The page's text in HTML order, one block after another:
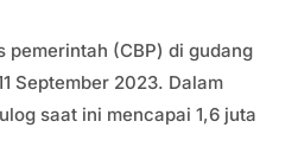
(CBP) di gudang
September 2023. Dalam
saat ini mencapai 1,6 juta